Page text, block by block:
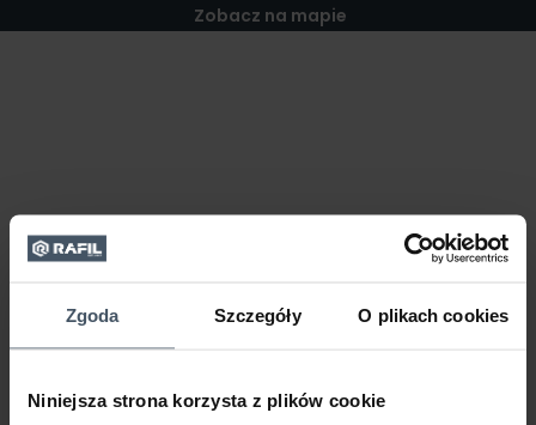
Zgoda Szczegóły O plikach cookies
Niniejsza strona korzysta z plików cookie
Zobacz na mapie